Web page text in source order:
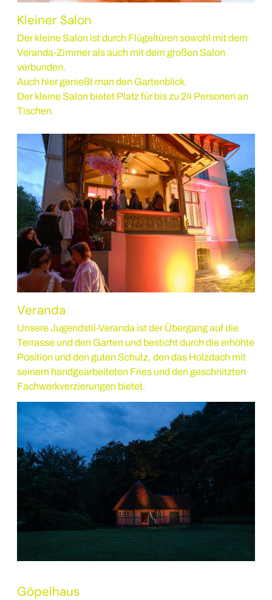
Kleiner Salon
Der kleine Salon ist durch Flügeltüren sowohl mit dem
Veranda-Zimmer als auch mit dem großen Salon
verbunden.
Auch hier genießt man den Gartenblick.
Der kleine Salon bietet Platz für bis zu 24 Personen an
Tischen.
Veranda
Unsere Jugendstil-Veranda ist der Übergang auf die
Terrasse und den Garten und besticht durch die erhöhte
Position und den guten Schutz, den das Holzdach mit
seinem handgearbeiteten Fries und den geschnitzten
Fachwerkverzierungen bietet.
Göpelhaus